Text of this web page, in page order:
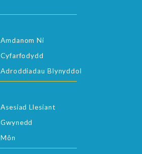
Amdanom Ni
Cyfarfodydd
Adroddiadau Blynyddol
Asesiad Llesiant
Gwynedd
Môn